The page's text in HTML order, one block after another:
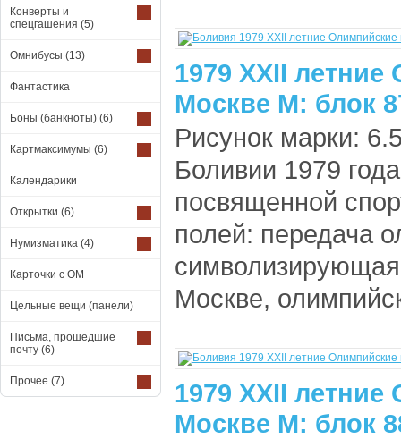
Конверты и
спецгашения (5)
Омнибусы (13)
Фантастика
Боны (банкноты) (6)
Картмаксимумы (6)
Календарики
Открытки (6)
Нумизматика (4)
Карточки с ОМ
Цельные вещи (панели)
Письма, прошедшие
почту (6)
Прочее (7)
1979 XXII
Москве М: блок
Рисунок марки:
Боливии 1979
посвященной
полей: передача
Москве,
1979 XXII
Москве М: блок